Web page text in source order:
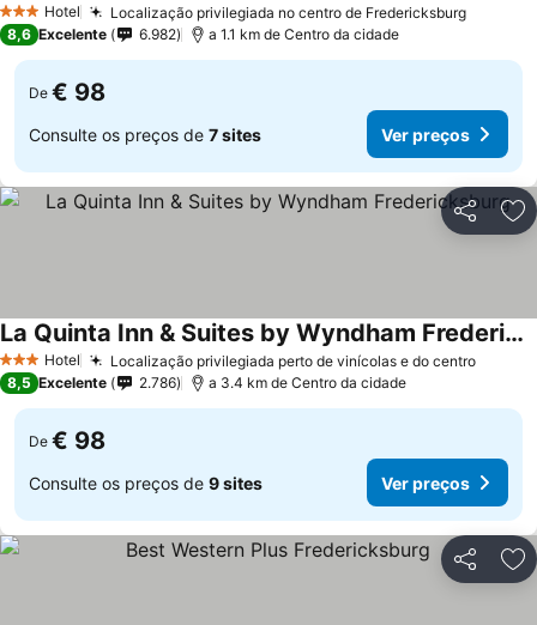
3 EstrelasHotel Localização privilegiada no centro de Fredericksburg
8,6 Excelente 6.982 a 1.1 km de Centro da cidade
De € 98
Consulte os preços de 7 sites Ver preços
Partilhar
3 EstrelasHotel Localização privilegiada perto de vinícolas e do centro
La Quinta Inn & Suites by Wyndham Fredericksburg
8,5 Excelente 2.786 a 3.4 km de Centro da cidade
De € 98
Consulte os preços de 9 sites Ver preços
Partilhar